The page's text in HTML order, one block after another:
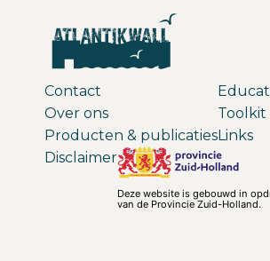
Contact
Over ons
Producten & publicaties
Toolkit
Links
Disclaimer
Deze website is gebouwd in
van de Provincie Zuid-Holland.